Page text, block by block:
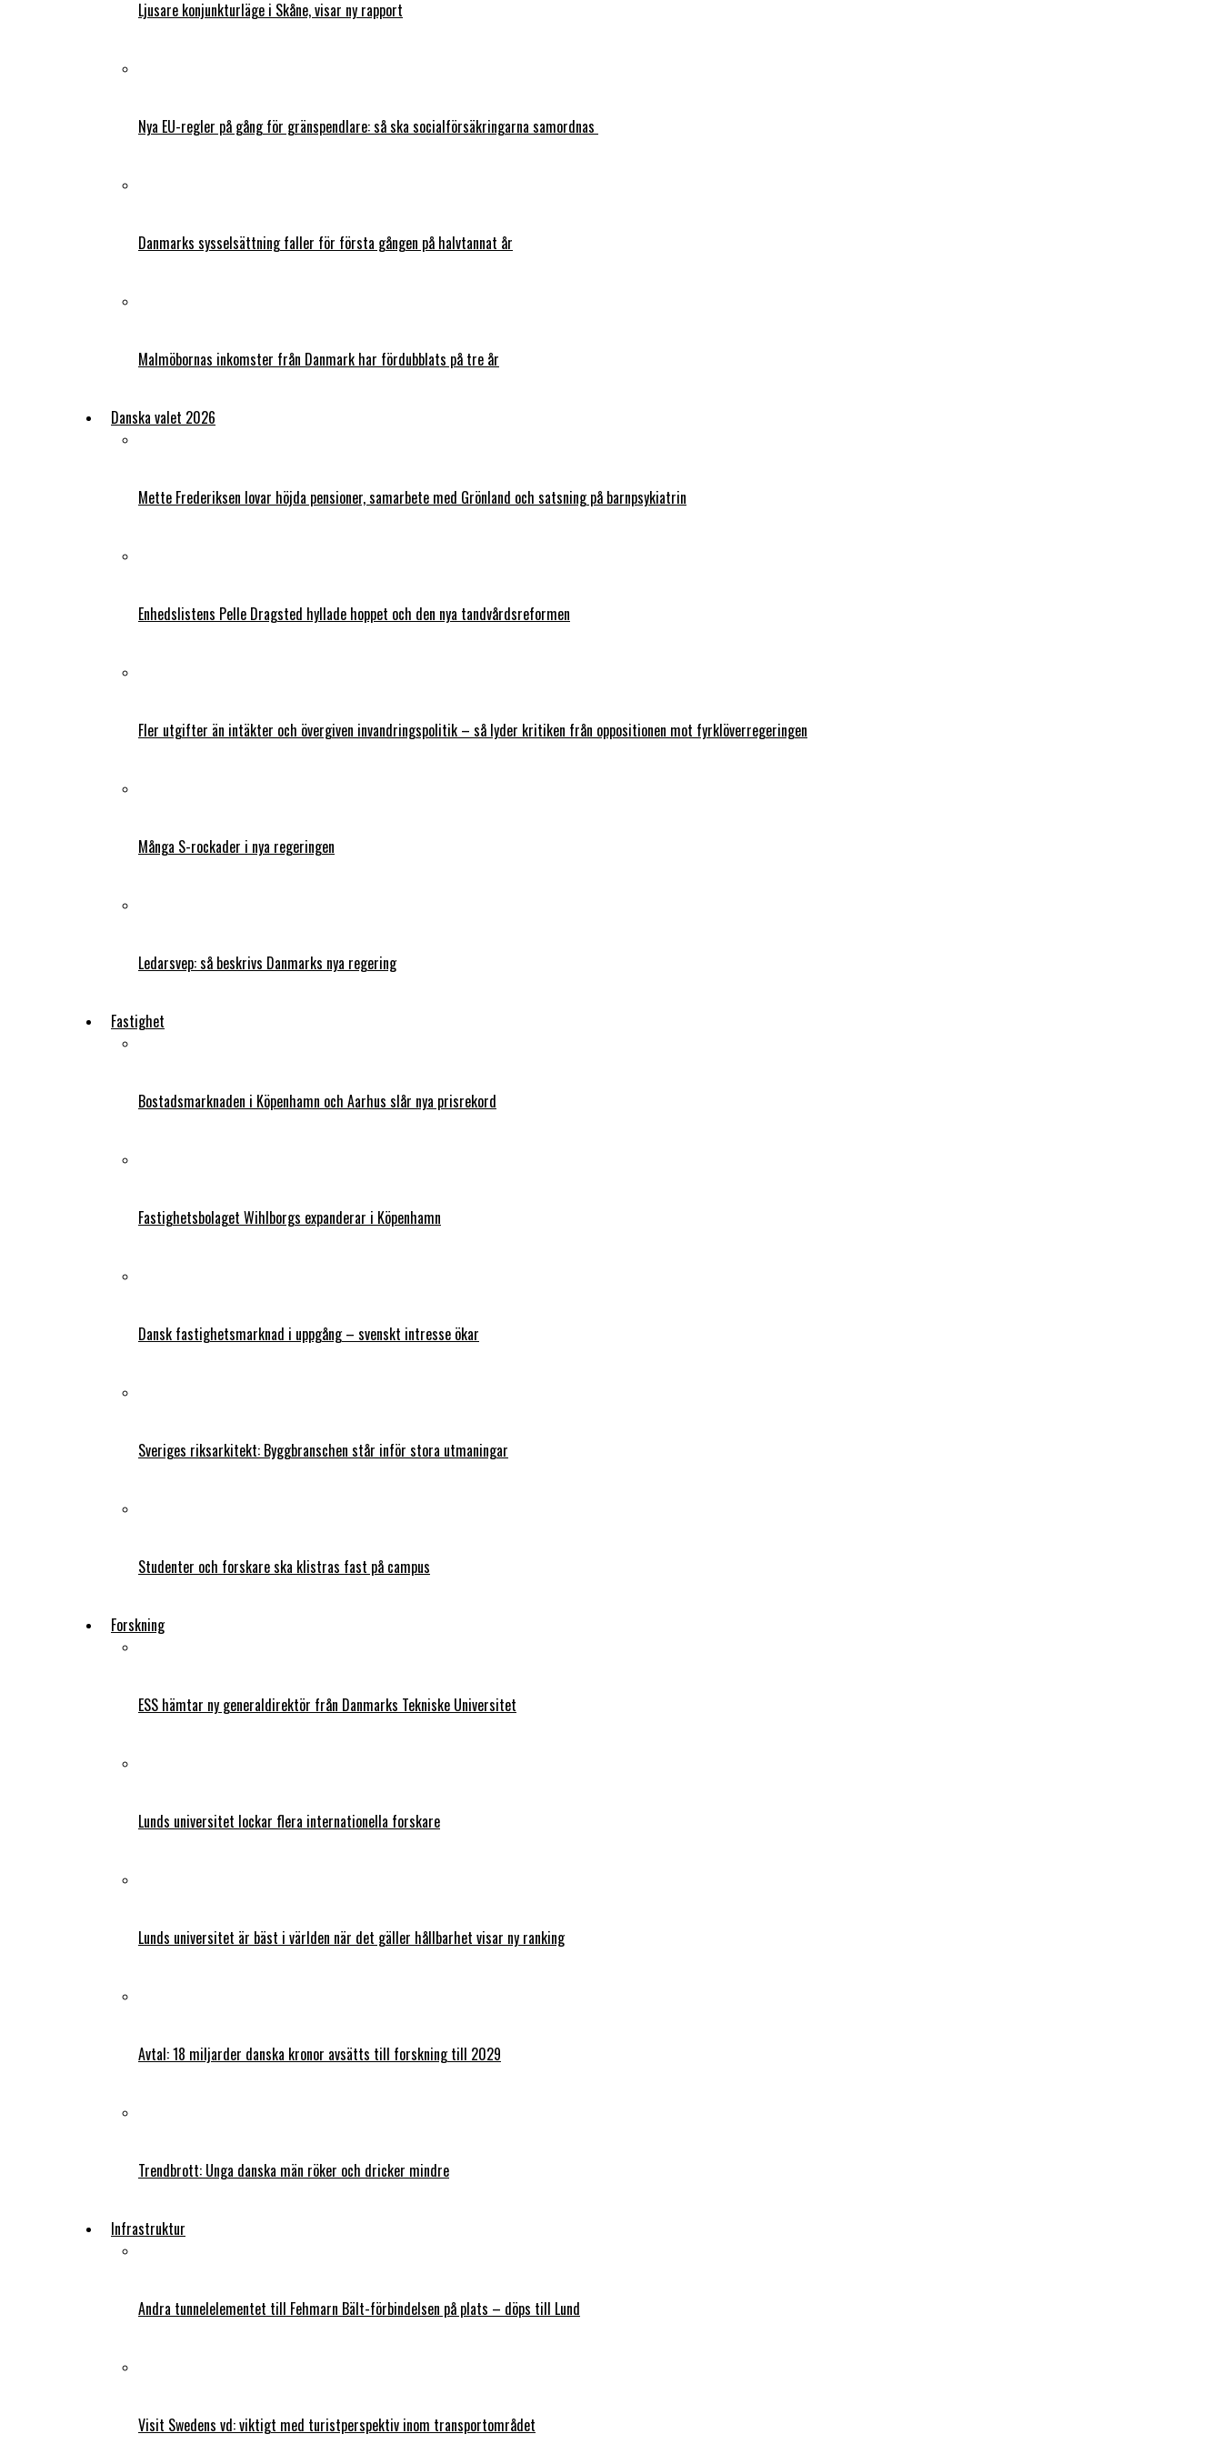
Ljusare konjunkturläge i Skåne, visar ny rapport
Nya EU-regler på gång för gränspendlare: så ska socialförsäkringarna samordnas
Danmarks sysselsättning faller för första gången på halvtannat år
Malmöbornas inkomster från Danmark har fördubblats på tre år
Danska valet 2026
Mette Frederiksen lovar höjda pensioner, samarbete med Grönland och satsning på barnpsykiatrin
Enhedslistens Pelle Dragsted hyllade hoppet och den nya tandvårdsreformen
Fler utgifter än intäkter och övergiven invandringspolitik – så lyder kritiken från oppositionen mot fyrklöverregeringen
Många S-rockader i nya regeringen
Ledarsvep: så beskrivs Danmarks nya regering
Fastighet
Bostadsmarknaden i Köpenhamn och Aarhus slår nya prisrekord
Fastighetsbolaget Wihlborgs expanderar i Köpenhamn
Dansk fastighetsmarknad i uppgång – svenskt intresse ökar
Sveriges riksarkitekt: Byggbranschen står inför stora utmaningar
Studenter och forskare ska klistras fast på campus
Forskning
ESS hämtar ny generaldirektör från Danmarks Tekniske Universitet
Lunds universitet lockar flera internationella forskare
Lunds universitet är bäst i världen när det gäller hållbarhet visar ny ranking
Avtal: 18 miljarder danska kronor avsätts till forskning till 2029
Trendbrott: Unga danska män röker och dricker mindre
Infrastruktur
Andra tunnelelementet till Fehmarn Bält-förbindelsen på plats – döps till Lund
Visit Swedens vd: viktigt med turistperspektiv inom transportområdet